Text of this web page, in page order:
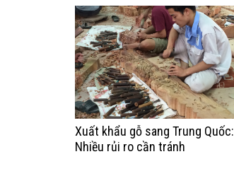
Xuất khẩu gỗ sang Trung Quốc:
Nhiều rủi ro cần tránh